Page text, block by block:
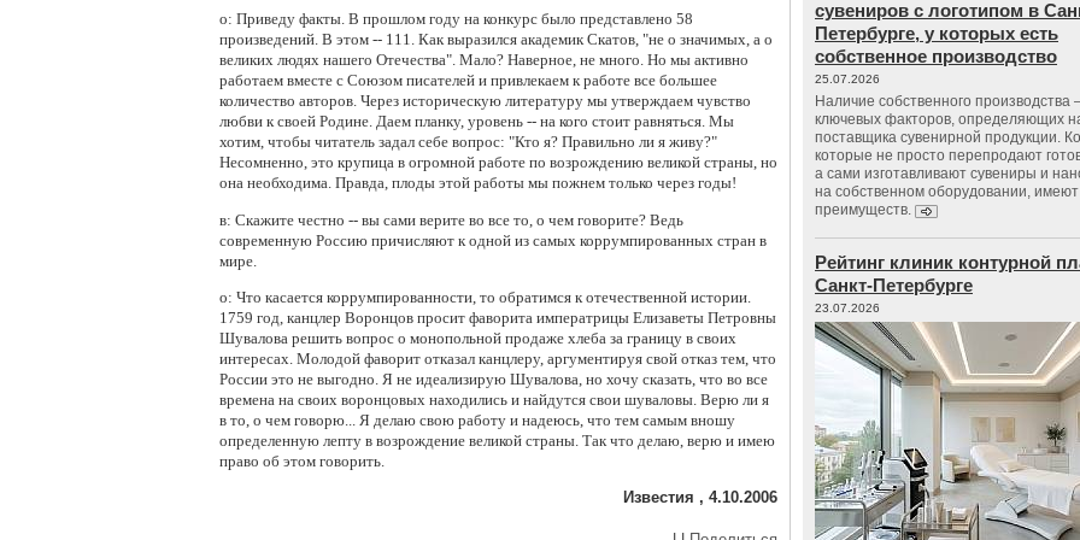
о: Приведу факты. В прошлом году на конкурс было представлено 58
произведений. В этом -- 111. Как выразился академик Скатов, "не о значимых, а о
великих людях нашего Отечества". Мало? Наверное, не много. Но мы активно
работаем вместе с Союзом писателей и привлекаем к работе все большее
количество авторов. Через историческую литературу мы утверждаем чувство
любви к своей Родине. Даем планку, уровень -- на кого стоит равняться. Мы
хотим, чтобы читатель задал себе вопрос: "Кто я? Правильно ли я живу?"
Несомненно, это крупица в огромной работе по возрождению великой страны, но
она необходима. Правда, плоды этой работы мы пожнем только через годы!
в: Скажите честно -- вы сами верите во все то, о чем говорите? Ведь
современную Россию причисляют к одной из самых коррумпированных стран в
мире.
о: Что касается коррумпированности, то обратимся к отечественной истории.
1759 год, канцлер Воронцов просит фаворита императрицы Елизаветы Петровны
Шувалова решить вопрос о монопольной продаже хлеба за границу в своих
интересах. Молодой фаворит отказал канцлеру, аргументируя свой отказ тем, что
России это не выгодно. Я не идеализирую Шувалова, но хочу сказать, что во все
времена на своих воронцовых находились и найдутся свои шуваловы. Верю ли я
в то, о чем говорю... Я делаю свою работу и надеюсь, что тем самым вношу
определенную лепту в возрождение великой страны. Так что делаю, верю и имею
право об этом говорить.
Известия , 4.10.2006
сувениров с логотипом в
Петербурге, у которых есть
собственное производство
25.07.2026
Наличие собственного производства
ключевых факторов, определяющих
поставщика сувенирной продукции.
которые не просто перепродают
а сами изготавливают сувениры и
на собственном оборудовании,
преимуществ.
Рейтинг клиник контурной
Санкт-Петербурге
23.07.2026